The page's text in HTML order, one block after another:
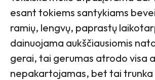
esant tokiems santykiams
ramių, lengvų, paprastų
dainuojama aukščiausiomis
gerai, tai gerumas atrodo visa
nepakartojamas, bet tai trunka